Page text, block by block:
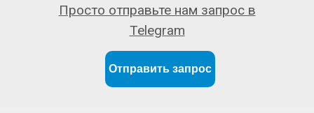
Отправить запрос
Просто отправьте нам запрос в
Telegram